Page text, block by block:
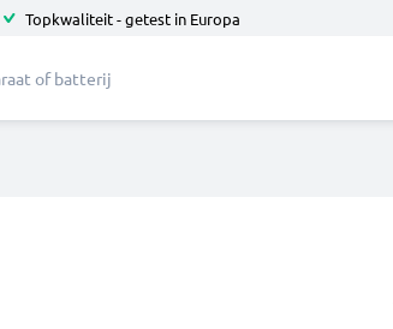
Topkwaliteit - getest in Europa